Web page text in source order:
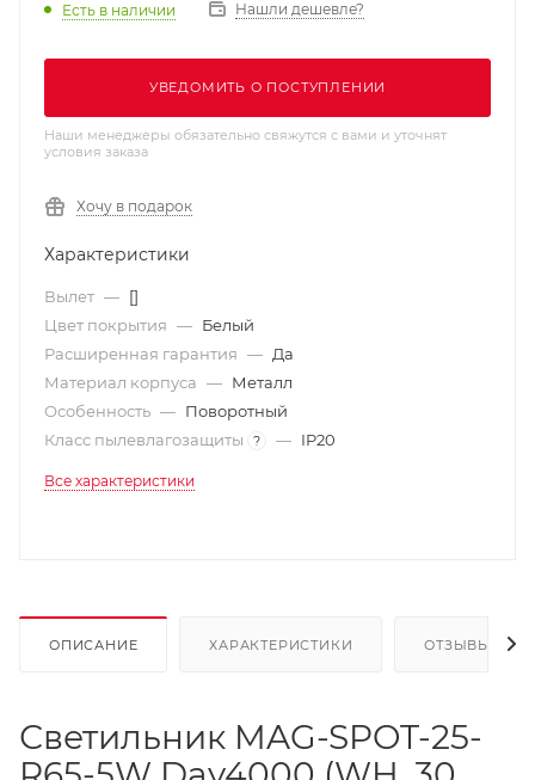
Есть в наличии Нашли дешевле?
УВЕДОМИТЬ О ПОСТУПЛЕНИИ
Наши менеджеры обязательно свяжутся с вами и уточнят
условия заказа
Хочу в подарок
Характеристики
Вылет — []
Цвет покрытия — Белый
Расширенная гарантия — Да
Материал корпуса — Металл
Особенность — Поворотный
Класс пылевлагозащиты
? — IP20
Все характеристики
ОПИСАНИЕ ХАРАКТЕРИСТИКИ ОТЗЫВЫ
Светильник MAG-SPOT-25-